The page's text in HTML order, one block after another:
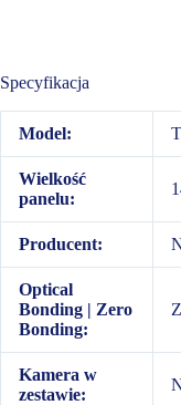
Specyfikacja
Model:
Wielkość
panelu:
Producent:
Optical
Bonding | Zero
Bonding:
Kamera w
zestawie: